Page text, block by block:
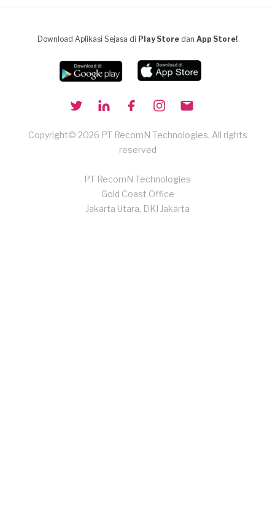
Download Aplikasi Sejasa di Play Store dan App Store!
Copyright© 2026 PT RecomN Technologies, All rights
reserved
PT RecomN Technologies
Gold Coast Office
Jakarta Utara, DKI Jakarta